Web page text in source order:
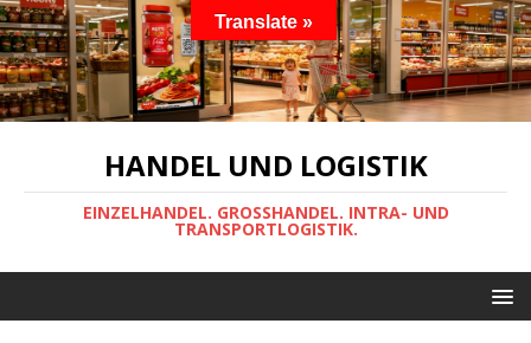
HANDEL UND LOGISTIK
EINZELHANDEL. GROSSHANDEL. INTRA- UND
TRANSPORTLOGISTIK.
Translate »